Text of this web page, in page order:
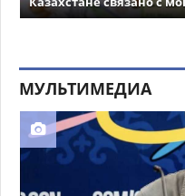
МУЛЬТИМЕДИА